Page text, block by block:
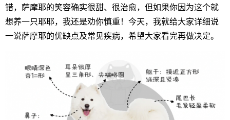
错，萨摩耶的笑容确实很甜、很治愈，但如果你因为这个就
想养一只耶耶，我还是劝你慎重！今天，我就给大家详细说
一说萨摩耶的优缺点及常见疾病，希望大家看完再做决定。